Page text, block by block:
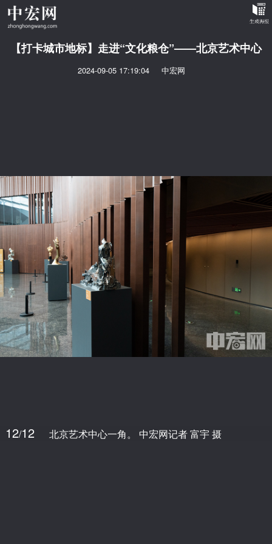
【打卡城市地标】走进“文化粮仓”——北京艺术中心
2024-09-05 17:19:04 中宏网
12/12 北京艺术中心一角。 中宏网记者 富宇 摄